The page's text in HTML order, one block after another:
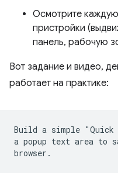
Осмотрите
пристройки
панель, рабочую
Вот задание и видео,
работает на практике:
Build a simple "Quick
a popup text area to
browser.